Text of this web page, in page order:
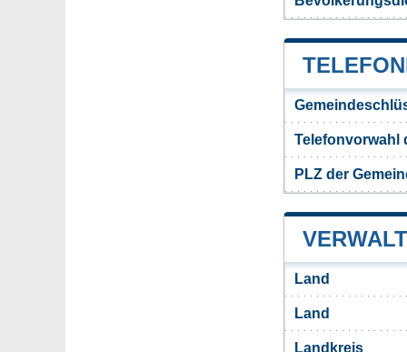
Telefonvorwahl
PLZ der
Land
Land
Landkreis